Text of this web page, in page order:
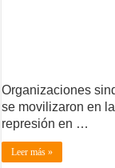
Organizaciones
se movilizaron en
represión en …
Leer más »